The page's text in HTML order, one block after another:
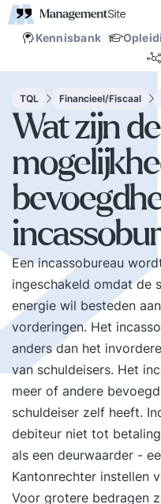
Kennisbank
TQL Financieel/Fiscaal
Wat zijn de
Een incassobureau
ingeschakeld omdat de
energie wil besteden
vorderingen. Het
anders dan het
van schuldeisers. Het
meer of andere
schuldeiser zelf heeft.
debiteur niet tot
als een deurwaarder -
Kantonrechter instellen
Voor grotere bedragen